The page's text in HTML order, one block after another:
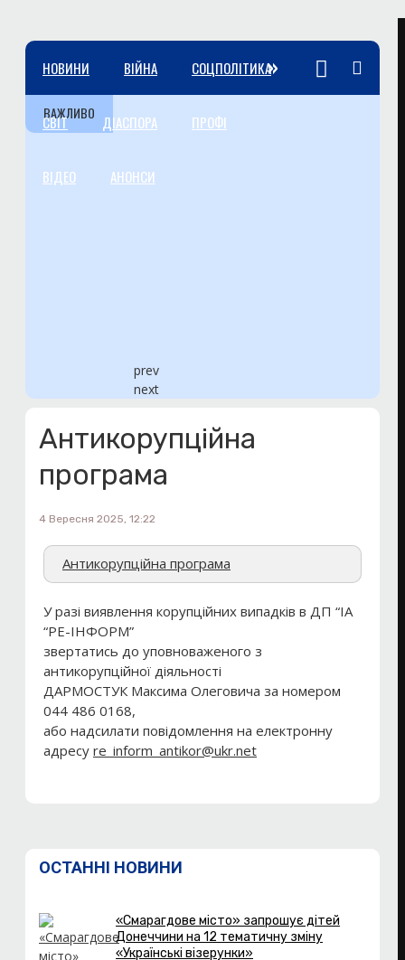
НОВИНИ ВІЙНА СОЦПОЛІТИКА
СВІТ ДІАСПОРА ПРОФІ
ВІДЕО АНОНСИ
»
ВАЖЛИВО
prev
next
Антикорупційна
програма
4 Вересня 2025, 12:22
Антикорупційна програма
У разі виявлення корупційних випадків в ДП “ІА
“РЕ-ІНФОРМ”
звертатись до уповноваженого з
антикорупційної діяльності
ДАРМОСТУК Максима Олеговича за номером
044 486 0168,
або надсилати повідомлення на електронну
адресу re_inform_antikor@ukr.net
ОСТАННІ НОВИНИ
«Смарагдове місто» запрошує дітей
Донеччини на 12 тематичну зміну
«Українські візерунки»